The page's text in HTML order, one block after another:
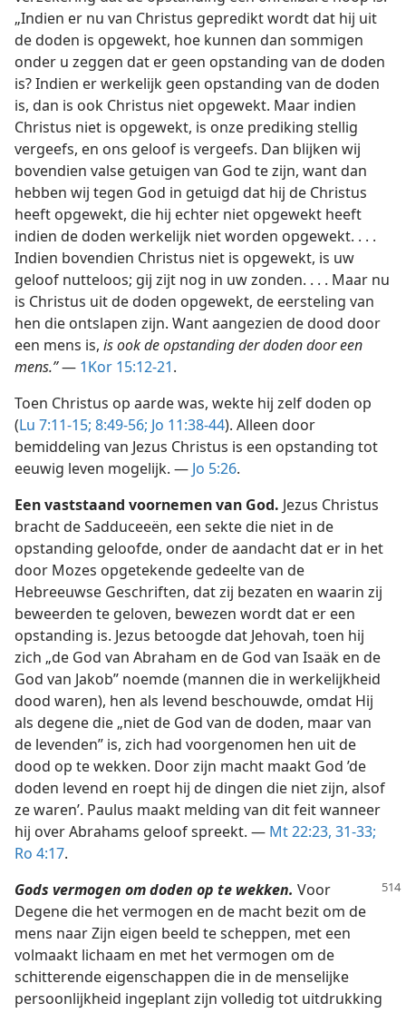
„Indien er nu van Christus gepredikt wordt dat hij uit
de doden is opgewekt, hoe kunnen dan sommigen
onder u zeggen dat er geen opstanding van de doden
is? Indien er werkelijk geen opstanding van de doden
is, dan is ook Christus niet opgewekt. Maar indien
Christus niet is opgewekt, is onze prediking stellig
vergeefs, en ons geloof is vergeefs. Dan blijken wij
bovendien valse getuigen van God te zijn, want dan
hebben wij tegen God in getuigd dat hij de Christus
heeft opgewekt, die hij echter niet opgewekt heeft
indien de doden werkelijk niet worden opgewekt. . . .
Indien bovendien Christus niet is opgewekt, is uw
geloof nutteloos; gij zijt nog in uw zonden. . . . Maar nu
is Christus uit de doden opgewekt, de eersteling van
hen die ontslapen zijn. Want aangezien de dood door
een mens is, is ook de opstanding der doden door een
mens.”— 1Kor 15:12-21.
Toen Christus op aarde was, wekte hij zelf doden op
(Lu 7:11-15; 8:49-56; Jo 11:38-44). Alleen door
bemiddeling van Jezus Christus is een opstanding tot
eeuwig leven mogelijk. — Jo 5:26.
Een vaststaand voornemen van God. Jezus Christus
bracht de Sadduceeën, een sekte die niet in de
opstanding geloofde, onder de aandacht dat er in het
door Mozes opgetekende gedeelte van de
Hebreeuwse Geschriften, dat zij bezaten en waarin zij
beweerden te geloven, bewezen wordt dat er een
opstanding is. Jezus betoogde dat Jehovah, toen hij
zich „de God van Abraham en de God van Isaäk en de
God van Jakob” noemde (mannen die in werkelijkheid
dood waren), hen als levend beschouwde, omdat Hij
als degene die „niet de God van de doden, maar van
de levenden” is, zich had voorgenomen hen uit de
dood op te wekken. Door zijn macht maakt God ’de
doden levend en roept hij de dingen die niet zijn, alsof
ze waren’. Paulus maakt melding van dit feit wanneer
hij over Abrahams geloof spreekt. — Mt 22:23, 31-33;
Ro 4:17.
Gods vermogen om doden op te wekken. Voor
Degene die het vermogen en de macht bezit om de
mens naar Zijn eigen beeld te scheppen, met een
volmaakt lichaam en met het vermogen om de
schitterende eigenschappen die in de menselijke
persoonlijkheid ingeplant zijn volledig tot uitdrukking